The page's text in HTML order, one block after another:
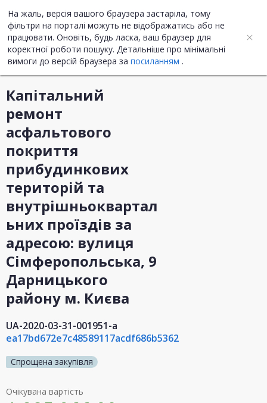
На жаль, версія вашого браузера застаріла, тому
фільтри на порталі можуть не відображатись або не
працювати. Оновіть, будь ласка, ваш браузер для
коректної роботи пошуку. Детальніше про мінімальні
вимоги до версій браузера за посиланням .
UA ENG
Інформація про закупівлю
Капітальний
ремонт
асфальтового
покриття
прибудинкових
територій та
внутрішньоквартал
ьних проїздів за
адресою: вулиця
Сімферопольська, 9
Дарницького
району м. Києва
UA-2020-03-31-001951-a
ea17bd672e7c48589117acdf686b5362
Спрощена закупівля
Очікувана вартість